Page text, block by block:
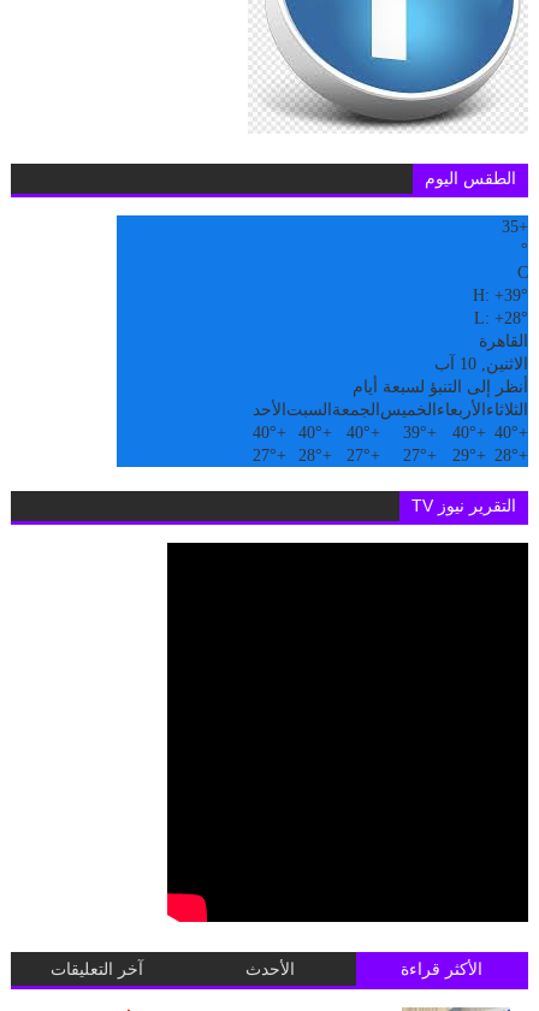
الطقس اليوم
+
35
°
C
H:+39°
L:+28°
القاهرة
الاثنين, 10 آب
أنظر إلى التنبؤ لسبعة أيام
الثلاثاء الأربعاء الخميس الجمعة السبت الأحد
+
40°
+
40°
+
39°
+
40°
+
40°
+
40°
+
28°
+
29°
+
27°
+
27°
+
28°
+
27°
التقرير نيوز TV
الأكثر قراءة الأحدث آخر التعليقات